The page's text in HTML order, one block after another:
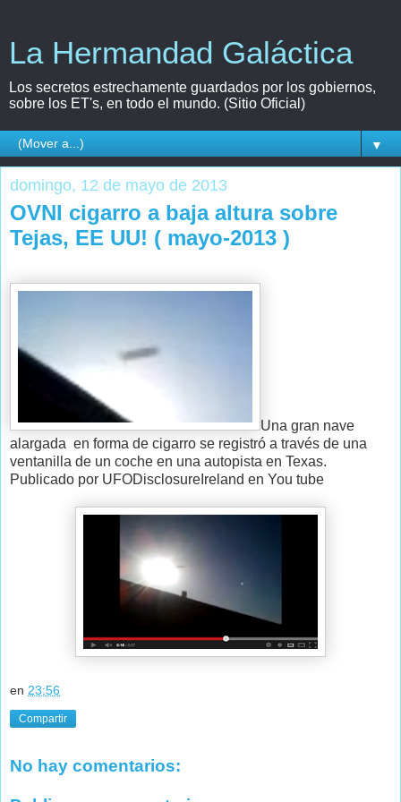
La Hermandad Galáctica
Los secretos estrechamente guardados por los gobiernos,
sobre los ET's, en todo el mundo. (Sitio Oficial)
▼
domingo, 12 de mayo de 2013
OVNI cigarro a baja altura sobre
Tejas, EE UU! ( mayo-2013 )
Una gran nave
alargada en forma de cigarro se registró a través de una
ventanilla de un coche en una autopista en Texas.
Publicado por UFODisclosureIreland en You tube
en 23:56
Compartir
No hay comentarios: